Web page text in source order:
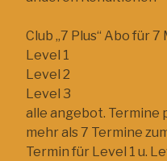
Club „7 Plus“ Abo für
Level 1
Level 2
Level 3
alle angebot. Termine
mehr als 7 Termine
Termin für Level 1 u.